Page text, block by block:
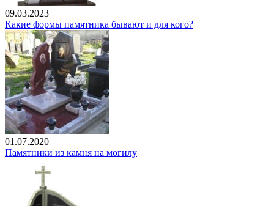
09.03.2023
Какие формы памятника бывают и для кого?
01.07.2020
Памятники из камня на могилу